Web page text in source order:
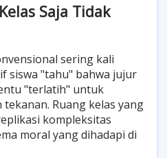
Saja Tidak
sering kali
siswa "tahu" bahwa jujur
"terlatih" untuk
Ruang kelas yang
kompleksitas
moral yang dihadapi di